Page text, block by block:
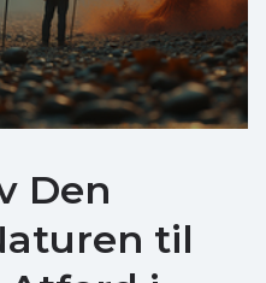
Den
til